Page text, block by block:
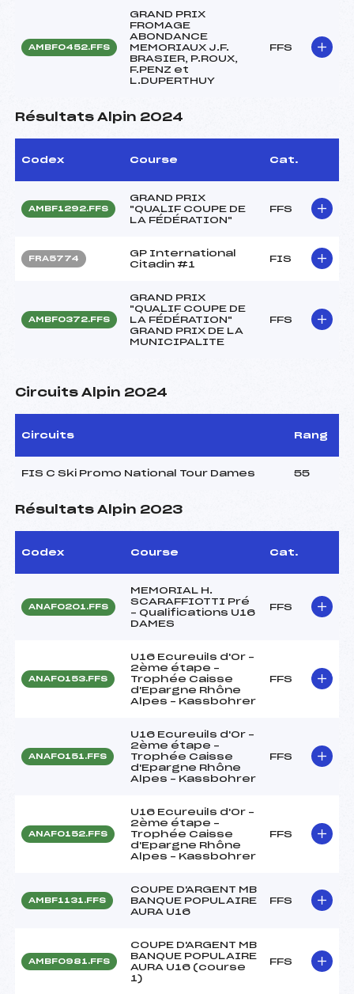
AMBF0452.FFS
GRAND PRIX
FROMAGE
ABONDANCE
MEMORIAUX J.F.
BRASIER, P.ROUX,
F.PENZ et
L.DUPERTHUY
FFS
Résultats Alpin 2024
Codex Course Cat.
AMBF1292.FFS
GRAND PRIX
"QUALIF COUPE DE
LA FÉDÉRATION"
FFS
FRA5774
GP International
Citadin #1
FIS
AMBF0372.FFS
GRAND PRIX
"QUALIF COUPE DE
LA FÉDÉRATION"
GRAND PRIX DE LA
MUNICIPALITE
FFS
Circuits Alpin 2024
Circuits Rang
FIS C Ski Promo National Tour Dames 55
Résultats Alpin 2023
Codex Course Cat.
ANAF0201.FFS
MEMORIAL H.
SCARAFFIOTTI Pré
– Qualifications U16
DAMES
FFS
ANAF0153.FFS
U16 Ecureuils d'Or –
2ème étape –
Trophée Caisse
d'Epargne Rhône
Alpes – Kassbohrer
FFS
ANAF0151.FFS
U16 Ecureuils d'Or –
2ème étape –
Trophée Caisse
d'Epargne Rhône
Alpes – Kassbohrer
FFS
ANAF0152.FFS
U16 Ecureuils d'Or –
2ème étape –
Trophée Caisse
d'Epargne Rhône
Alpes – Kassbohrer
FFS
AMBF1131.FFS
COUPE D'ARGENT MB
BANQUE POPULAIRE
AURA U16
FFS
AMBF0981.FFS
COUPE D'ARGENT MB
BANQUE POPULAIRE
AURA U16 (course
1)
FFS